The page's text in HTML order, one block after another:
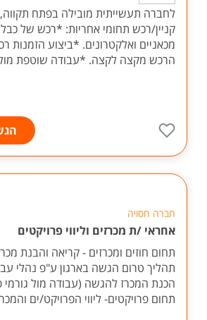
לחברה תעשייתית מובילה בפתח
קניין/רכש תחומי אחריות: *רכש של
מכאניים ואלקטרונים. *ביצוע הזמנות
הרכש מקצה לקצה. *עבודה שוטפת
חברה חסויה
אחראי /ת מכרזים וליווי פרויקטים
תחום חוזים ומכרזים - קריאה והבנת
תהליך טרום הגשה בארגון ע"פ נהלי
הכנת המכרז להגשה (עבודה מול גורמי
תחום פרויקטים- ליווי הפרויקט/ים